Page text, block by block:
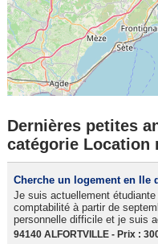
Dernières petites
catégorie Location
Cherche un logement en Ile
Je suis actuellement
comptabilité à partir de
personnelle difficile et je suis
94140 ALFORTVILLE - Prix :